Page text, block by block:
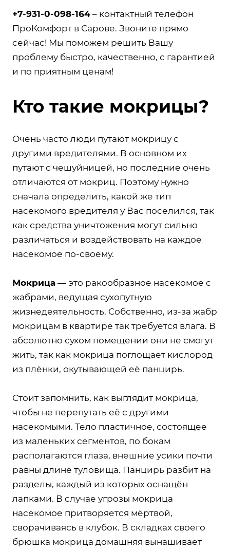
+7-931-0-098-164 – контактный телефон
ПроКомфорт в Сарове. Звоните прямо
сейчас! Мы поможем решить Вашу
проблему быстро, качественно, с гарантией
и по приятным ценам!
Кто такие мокрицы?
Очень часто люди путают мокрицу с
другими вредителями. В основном их
путают с чешуйницей, но последние очень
отличаются от мокриц. Поэтому нужно
сначала определить, какой же тип
насекомого вредителя у Вас поселился, так
как средства уничтожения могут сильно
различаться и воздействовать на каждое
насекомое по-своему.
Мокрица — это ракообразное насекомое с
жабрами, ведущая сухопутную
жизнедеятельность. Собственно, из-за жабр
мокрицам в квартире так требуется влага. В
абсолютно сухом помещении они не смогут
жить, так как мокрица поглощает кислород
из плёнки, окутывающей её панцирь.
Стоит запомнить, как выглядит мокрица,
чтобы не перепутать её с другими
насекомыми. Тело пластичное, состоящее
из маленьких сегментов, по бокам
располагаются глаза, внешние усики почти
равны длине туловища. Панцирь разбит на
разделы, каждый из которых оснащён
лапками. В случае угрозы мокрица
насекомое притворяется мёртвой,
сворачиваясь в клубок. В складках своего
брюшка мокрица домашняя вынашивает